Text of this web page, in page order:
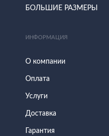
БОЛЬШИЕ РАЗМЕРЫ
ИНФОРМАЦИЯ
О компании
Оплата
Услуги
Доставка
Гарантия